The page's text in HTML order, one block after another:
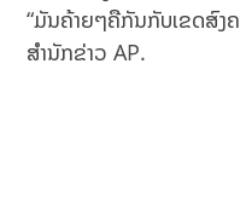
“ມັນຄ້າຍໆຄືກັນກັບເຂດສົງ
ສຳນັກຂ່າວ AP.